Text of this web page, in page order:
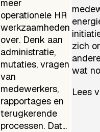
meer
operationele HR
werkzaamheden
over. Denk aan
administratie,
mutaties, vragen
van
medewerkers,
rapportages en
terugkerende
processen. Dat...
zich
wat
Lees